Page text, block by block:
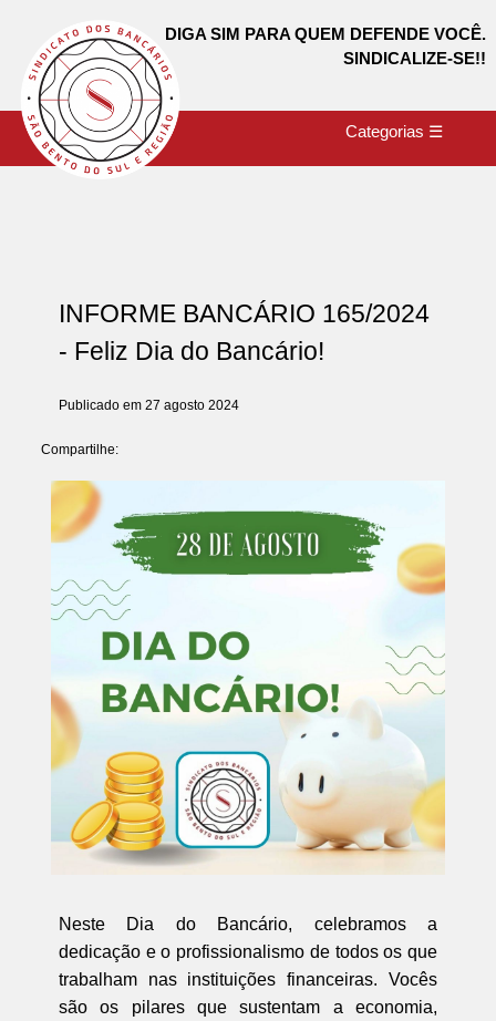
DIGA SIM PARA QUEM DEFENDE VOCÊ.
SINDICALIZE-SE!!
Categorias ☰
INFORME BANCÁRIO 165/2024
- Feliz Dia do Bancário!
Publicado em 27 agosto 2024
Compartilhe:
Neste Dia do Bancário, celebramos a
dedicação e o profissionalismo de todos os que
trabalham nas instituições financeiras. Vocês
são os pilares que sustentam a economia,